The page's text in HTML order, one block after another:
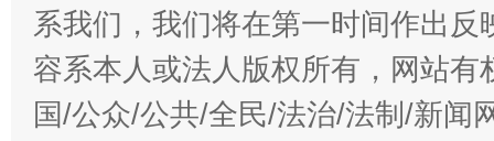
系我们，我们将在第一时间作出
容系本人或法人版权所有，网站
国/公众/公共/全民/法治/法制/新闻